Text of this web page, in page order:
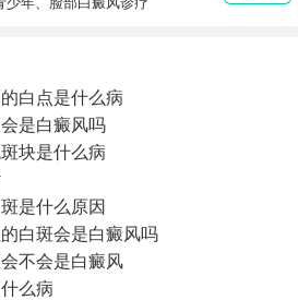
白点是什么病
是白癜风吗
块是什么病
是什么原因
白斑会是白癜风吗
不会是白癜风
么病